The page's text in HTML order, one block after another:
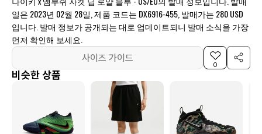
일은 2023년 02월 28일, 제품 코드는 DX6916-455, 발매가는 280 USD
입니다. 발매 정보가 공개되는 대로 업데이트되니 발매 소식을 가장
먼저 확인해 보세요.
사이즈 가이드
0
비슷한 상품